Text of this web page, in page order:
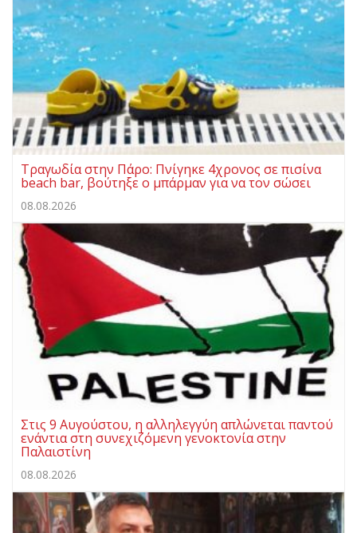
Τραγωδία στην Πάρο: Πνίγηκε 4χρονος σε πισίνα
beach bar, βούτηξε ο μπάρμαν για να τον σώσει
08.08.2026
Στις 9 Αυγούστου, η αλληλεγγύη απλώνεται παντού
ενάντια στη συνεχιζόμενη γενοκτονία στην
Παλαιστίνη
08.08.2026